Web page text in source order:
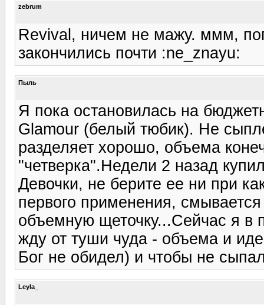
zebrum
Revival, ничем не мажу. ммм,
закончились почти :ne_znayu:
Пыль
Я пока остановилась на
Glamour (белый тюбик). Не
разделяет хорошо, объема
"четверка".Недели 2 назад
Девочки, не берите ее ни при
первого применения,
объемную щеточку...Сейчас я в
жду от туши чуда - объема и
Бог не обидел) и чтобы не
Leyla_